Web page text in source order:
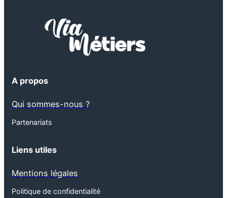
A propos
Qui sommes-nous ?
Partenariats
Liens utiles
Mentions légales
Politique de confidentialité